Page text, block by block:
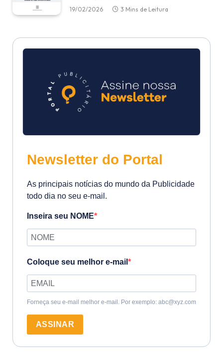
19/02/2026 3 Mins de Leitura
Newsletter do Portal
As principais notícias do mundo da Publicidade
todo dia no seu e-mail.
Inseira seu NOME
Coloque seu melhor e-mail
Forneça seu e-mail melhor e-mail. Por exemplo: abc@xyz.com
ASSINAR